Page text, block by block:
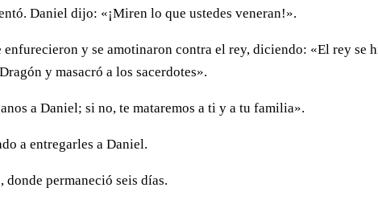
Daniel dijo: «¡Miren lo que ustedes veneran!».
y se amotinaron contra el rey, diciendo: «El rey se
y masacró a los sacerdotes».
a Daniel; si no, te mataremos a ti y a tu familia».
a entregarles a Daniel.
permaneció seis días.